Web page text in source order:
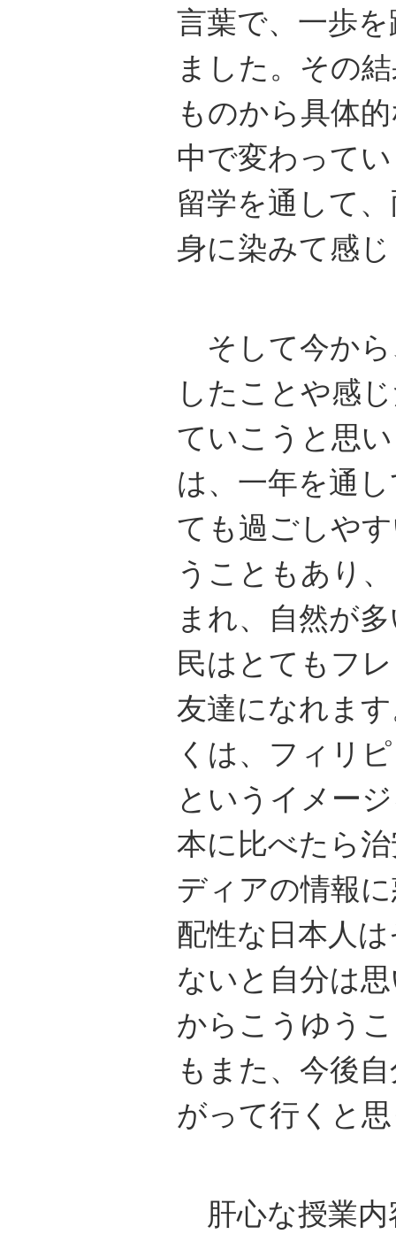
言葉で、一歩
ました。その
ものから具体
中で変わって
留学を通して
身に染みて感
そして今か
したことや感
ていこうと思
は、一年を通
ても過ごしや
うこともあり
まれ、自然が
民はとてもフ
友達になれま
くは、フィリ
というイメー
本に比べたら
ディアの情報
配性な日本人
ないと自分は
からこうゆう
もまた、今後
がって行くと
肝心な授業内